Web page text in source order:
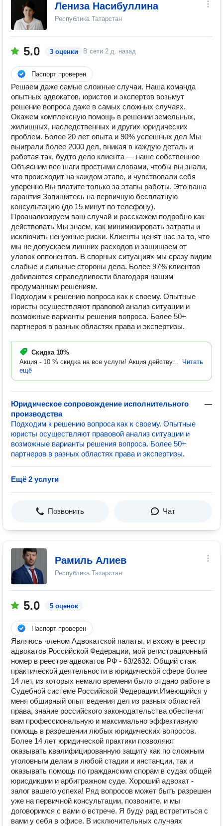
Лениза Насибуллина
Республика Татарстан
5.0 3 оценки В сети 2 д. назад
Паспорт проверен
Решаем даже самые сложные случаи. Наша команда
опытных адвокатов, юристов и экспертов возьмут
решение вопроса даже в самых сложных случаях.
Окажем комплексную помощь в решении земельных,
жилищных, наследственных и других юридических
проблем. Более 20 лет опыта и 90% успешных дел Мы
выиграли более 2000 дел, вникая в каждую деталь и
работая так, будто дело клиента — наше собственное
Объясним все шаги простыми словами, чтобы вы знали,
что происходит на каждом этапе, и чувствовали себя
уверенно Вы платите только за этапы работы. Это ваша
гарантия Запишитесь на первичную бесплатную
консультацию (до 15 минут по телефону).
Проанализируем ваш случай и расскажем подробно как
действовать Мы знаем, как минимизировать затраты и
исключить ненужные риски. Клиенты ценят нас за то, что
мы не допускаем лишних расходов и защищаем от
уловок оппонентов. В спорных ситуациях мы сразу видим
слабые и сильные стороны дела. Более 97% клиентов
добиваются справедливости благодаря нашим
продуманным решениям.
Подходим к решению вопроса как к своему. Опытные
юристы осуществляют правовой анализ ситуации и
возможные варианты решения вопроса. Более 50+
партнеров в разных областях права и экспертизы.
Скидка 10%
Акция - 10 % скидка на все услуги! Акция действу...
Читать
ещё
Юридическое сопровождение исполнительного
производства
—
Подходим к решению вопроса как к своему. Опытные
юристы осуществляют правовой анализ ситуации и
возможные варианты решения вопроса. Более 50+
партнеров в разных областях права и экспертизы.
Ещё 2 услуги
Позвонить Чат
Рамиль Алиев
Республика Татарстан
5.0 5 оценок
Паспорт проверен
Являюсь членом Адвокатской палаты, и вхожу в реестр
адвокатов Российской Федерации, мой регистрационный
номер в реестре адвокатов РФ - 63/2632. Общий стаж
практической деятельности в юридической сфере более
14 лет, из которых немало времени было отдано работе в
Судебной системе Российской Федерации. ​ Имеющийся у
меня обширный опыт ведения дел из разных областей
права, знание российского законодательства обеспечит
вам профессиональную и максимально эффективную
помощь в разрешении любых юридических вопросов.
Более 14 лет юридической практики позволяют
оказывать квалифицированную защиту как по сложным
уголовным делам в любой стадии и инстанции, так и
оказывать помощь по гражданским спорам в судах общей
юрисдикции и арбитражном суде. Хороший адвокат -
залог вашего успеха! Ряд вопросов может быть разрешен
уже на первичной консультации, позвоните, и мы
договоримся с вами о встрече. Я буду рад встретиться с
вами у себя в офисе. В исключительных случаях